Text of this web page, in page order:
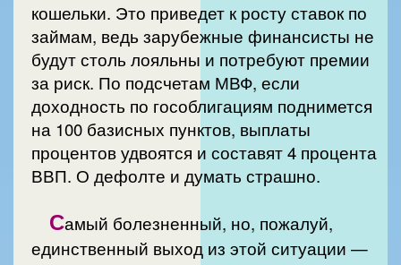
кошельки. Это приведет к росту ставок по
займам, ведь зарубежные финансисты не
будут столь лояльны и потребуют премии
за риск. По подсчетам МВФ, если
доходность по гособлигациям поднимется
на 100 базисных пунктов, выплаты
процентов удвоятся и составят 4 процента
ВВП. О дефолте и думать страшно.
Самый болезненный, но, пожалуй,
единственный выход из этой ситуации —